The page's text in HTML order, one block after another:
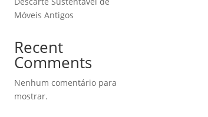
Móveis Antigos
Recent
Comments
Nenhum comentário para
mostrar.